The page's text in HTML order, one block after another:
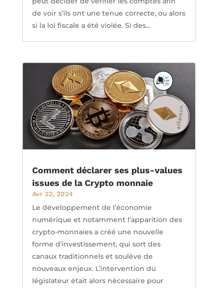
de voir s’ils ont une tenue correcte, ou alors
si la loi fiscale a été violée. Si des...
Comment déclarer ses plus-values
issues de la Crypto monnaie
Avr 22, 2024
Le développement de l’économie
numérique et notamment l’apparition des
crypto-monnaies a créé une nouvelle
forme d’investissement, qui sort des
canaux traditionnels et soulève de
nouveaux enjeux. L’intervention du
législateur était alors nécessaire pour